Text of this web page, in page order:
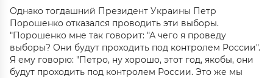
Однако тогдашний Президент Украины Петр
Порошенко отказался проводить эти выборы.
"Порошенко мне так говорит: "А чего я проведу
выборы? Они будут проходить под контролем России".
Я ему говорю: "Петро, ну хорошо, этот год, якобы, они
будут проходить под контролем России. Это же мы